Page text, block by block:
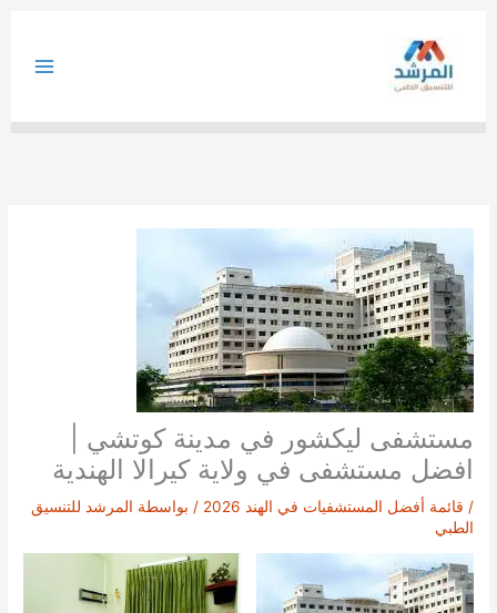
مستشفى ليكشور في مدينة كوتشي |
افضل مستشفى في ولاية كيرالا الهندية
/ قائمة أفضل المستشفيات في الهند 2026 / بواسطة المرشد للتنسيق
الطبي